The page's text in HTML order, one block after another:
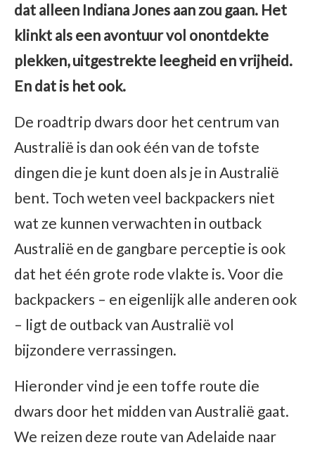
dat alleen Indiana Jones aan zou gaan. Het
klinkt als een avontuur vol onontdekte
plekken, uitgestrekte leegheid en vrijheid.
En dat is het ook.
De roadtrip dwars door het centrum van
Australië is dan ook één van de tofste
dingen die je kunt doen als je in Australië
bent. Toch weten veel backpackers niet
wat ze kunnen verwachten in outback
Australië en de gangbare perceptie is ook
dat het één grote rode vlakte is. Voor die
backpackers – en eigenlijk alle anderen ook
– ligt de outback van Australië vol
bijzondere verrassingen.
Hieronder vind je een toffe route die
dwars door het midden van Australië gaat.
We reizen deze route van Adelaide naar